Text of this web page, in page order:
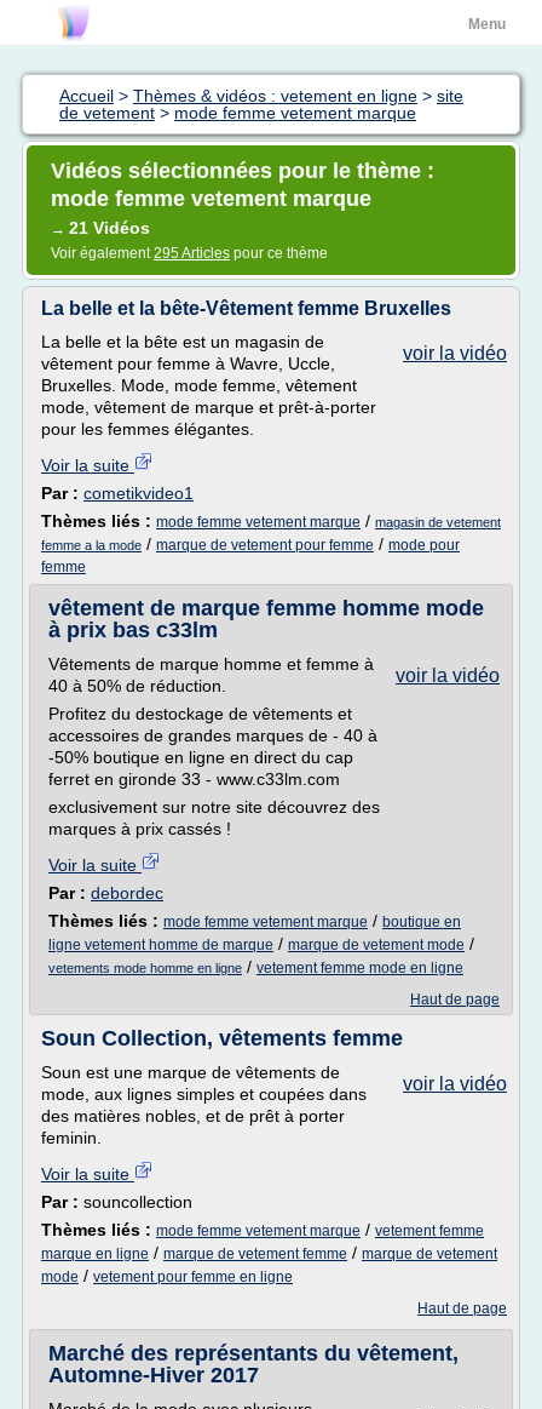
Menu
Accueil > Thèmes & vidéos : vetement en ligne > site
de vetement > mode femme vetement marque
Vidéos sélectionnées pour le thème :
mode femme vetement marque
→ 21 Vidéos
Voir également295 Articles pour ce thème
La belle et la bête-Vêtement femme Bruxelles
voir la vidéo
La belle et la bête est un magasin de
vêtement pour femme à Wavre, Uccle,
Bruxelles. Mode, mode femme, vêtement
mode, vêtement de marque et prêt-à-porter
pour les femmes élégantes.
Voir la suite
Par : cometikvideo1
Thèmes liés : mode femme vetement marque / magasin de vetement
femme a la mode / marque de vetement pour femme / mode pour
femme
vêtement de marque femme homme mode
à prix bas c33lm
voir la vidéo
Vêtements de marque homme et femme à
40 à 50% de réduction.
Profitez du destockage de vêtements et
accessoires de grandes marques de - 40 à
-50% boutique en ligne en direct du cap
ferret en gironde 33 - www.c33lm.com
exclusivement sur notre site découvrez des
marques à prix cassés !
Voir la suite
Par : debordec
Thèmes liés : mode femme vetement marque / boutique en
ligne vetement homme de marque / marque de vetement mode /
vetements mode homme en ligne / vetement femme mode en ligne
Haut de page
Soun Collection, vêtements femme
voir la vidéo
Soun est une marque de vêtements de
mode, aux lignes simples et coupées dans
des matières nobles, et de prêt à porter
feminin.
Voir la suite
Par : souncollection
Thèmes liés : mode femme vetement marque / vetement femme
marque en ligne / marque de vetement femme / marque de vetement
mode / vetement pour femme en ligne
Haut de page
Marché des représentants du vêtement,
Automne-Hiver 2017